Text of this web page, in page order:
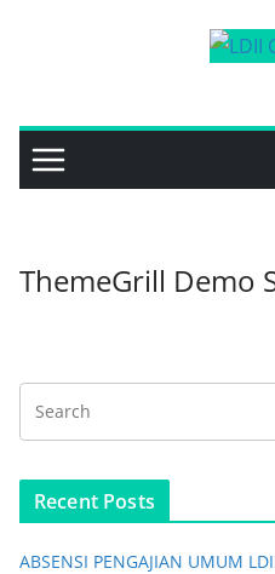
ThemeGrill Demo
Recent Posts
ABSENSI PENGAJIAN UMUM